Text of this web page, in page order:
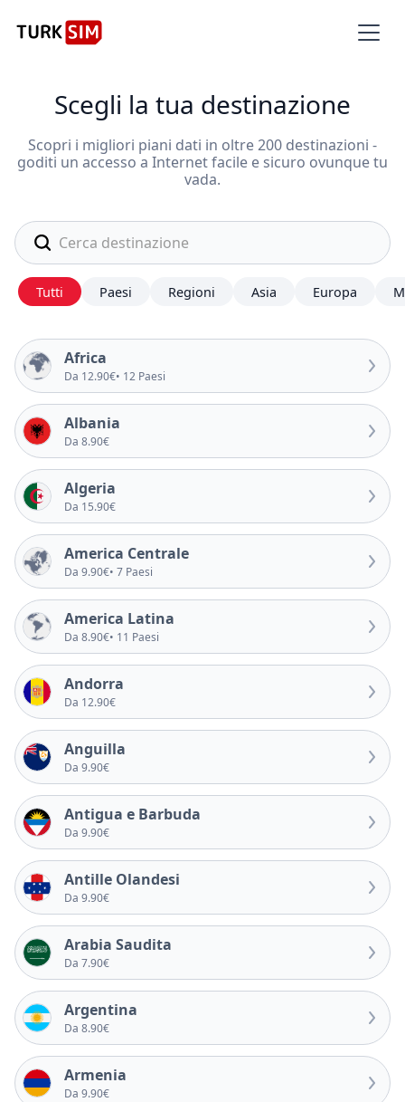
Scegli la tua destinazione
Scopri i migliori piani dati in oltre 200 destinazioni -
goditi un accesso a Internet facile e sicuro ovunque tu
vada.
Tutti Paesi Regioni Asia Europa
Africa
Da 12.90€• 12 Paesi
Albania
Da 8.90€
Algeria
Da 15.90€
America Centrale
Da 9.90€• 7 Paesi
America Latina
Da 8.90€• 11 Paesi
Andorra
Da 12.90€
Anguilla
Da 9.90€
Antigua e Barbuda
Da 9.90€
Antille Olandesi
Da 9.90€
Arabia Saudita
Da 7.90€
Argentina
Da 8.90€
Armenia
Da 9.90€